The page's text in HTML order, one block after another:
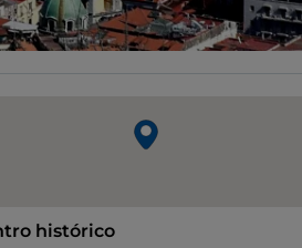
histórico